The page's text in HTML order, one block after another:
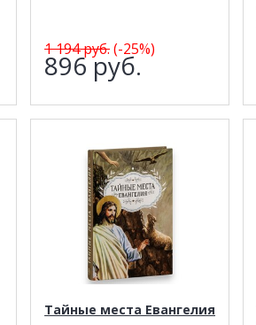
1 194руб.(-25%)
896руб.
Тайные места Евангелия